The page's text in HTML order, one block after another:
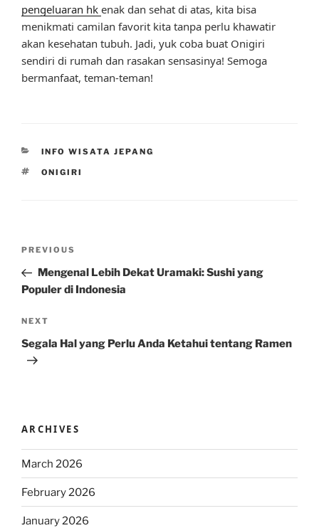
pengeluaran hk enak dan sehat di atas, kita bisa
menikmati camilan favorit kita tanpa perlu khawatir
akan kesehatan tubuh. Jadi, yuk coba buat Onigiri
sendiri di rumah dan rasakan sensasinya! Semoga
bermanfaat, teman-teman!
CATEGORIES
INFO WISATA JEPANG
TAGS
ONIGIRI
Previous
Post
PREVIOUS
Mengenal Lebih Dekat Uramaki: Sushi yang
Populer di Indonesia
Next
Post
NEXT
Segala Hal yang Perlu Anda Ketahui tentang Ramen
ARCHIVES
March 2026
February 2026
January 2026